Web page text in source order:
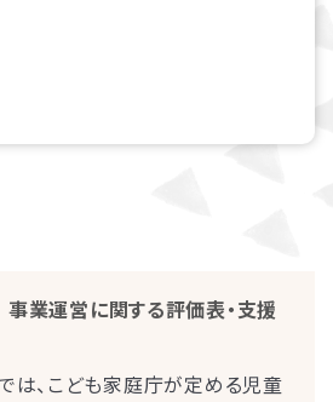
業運営に関する評価表・支援
は、こども家庭庁が定める児童